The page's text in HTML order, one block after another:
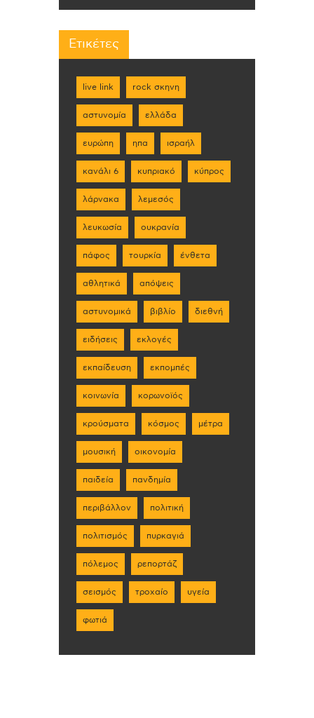
Ετικέτες
live link rock σκηνη
αστυνομία ελλάδα
ευρώπη ηπα ισραήλ
κανάλι 6 κυπριακό κύπρος
λάρνακα λεμεσός
λευκωσία ουκρανία
πάφος τουρκία ένθετα
αθλητικά απόψεις
αστυνομικά βιβλίο διεθνή
ειδήσεις εκλογές
εκπαίδευση εκπομπές
κοινωνία κορωνοϊός
κρούσματα κόσμος μέτρα
μουσική οικονομία
παιδεία πανδημία
περιβάλλον πολιτική
πολιτισμός πυρκαγιά
πόλεμος ρεπορτάζ
σεισμός τροχαίο υγεία
φωτιά